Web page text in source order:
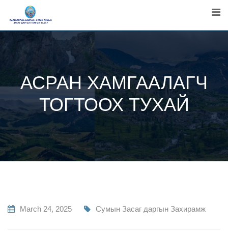
АСРАН ХАМГААЛАГЧ
ТОГТООХ ТУХАЙ
March 24, 2025 Сумын Засаг даргын Захирамж